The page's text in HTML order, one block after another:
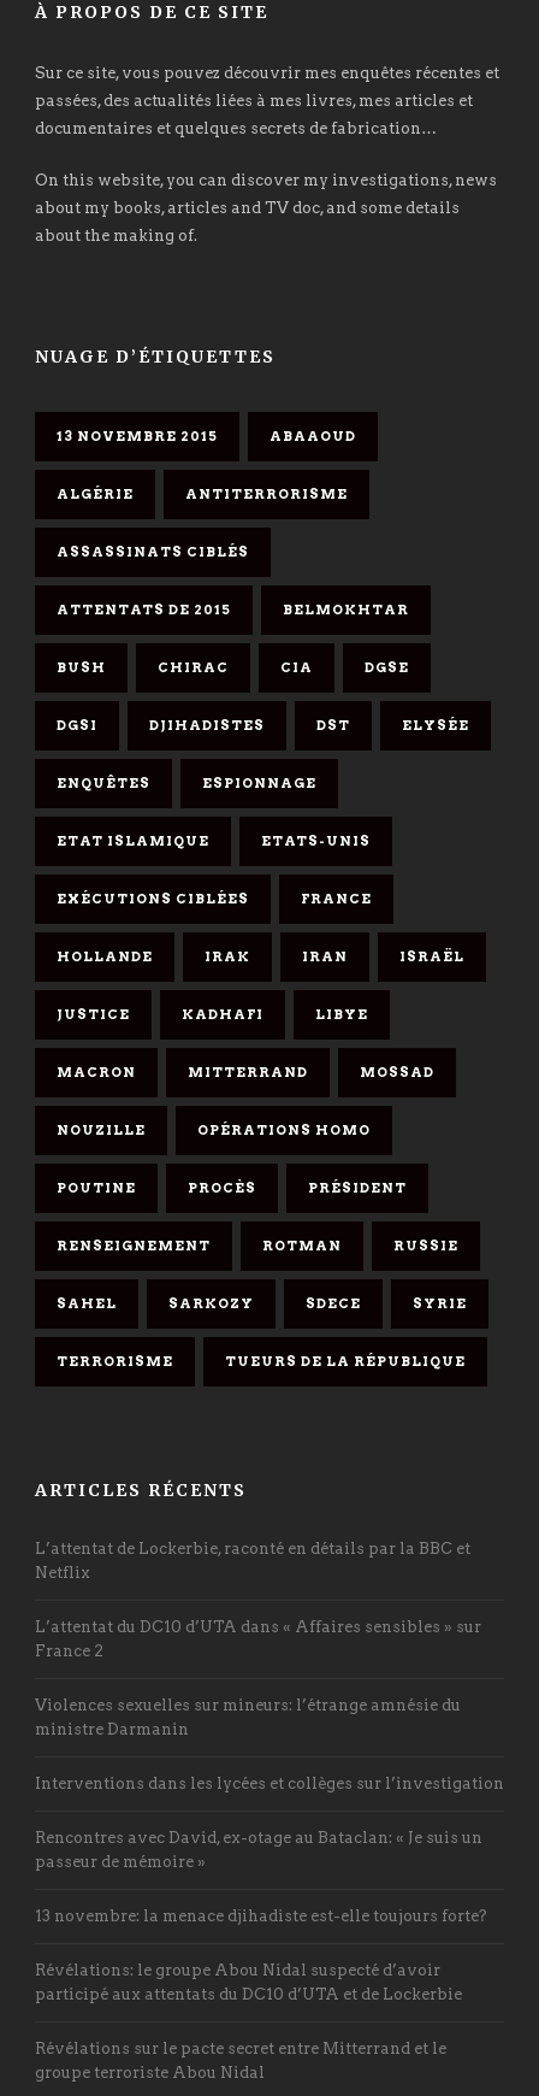
À PROPOS DE CE SITE
Sur ce site, vous pouvez découvrir mes enquêtes récentes et
passées, des actualités liées à mes livres, mes articles et
documentaires et quelques secrets de fabrication…
On this website, you can discover my investigations, news
about my books, articles and TV doc, and some details
about the making of.
NUAGE D’ÉTIQUETTES
13 NOVEMBRE 2015 ABAAOUD
ALGÉRIE ANTITERRORISME
ASSASSINATS CIBLÉS
ATTENTATS DE 2015 BELMOKHTAR
BUSH CHIRAC CIA DGSE
DGSI DJIHADISTES DST ELYSÉE
ENQUÊTES ESPIONNAGE
ETAT ISLAMIQUE ETATS-UNIS
EXÉCUTIONS CIBLÉES FRANCE
HOLLANDE IRAK IRAN ISRAËL
JUSTICE KADHAFI LIBYE
MACRON MITTERRAND MOSSAD
NOUZILLE OPÉRATIONS HOMO
POUTINE PROCÈS PRÉSIDENT
RENSEIGNEMENT ROTMAN RUSSIE
SAHEL SARKOZY SDECE SYRIE
TERRORISME TUEURS DE LA RÉPUBLIQUE
ARTICLES RÉCENTS
L’attentat de Lockerbie, raconté en détails par la BBC et
Netflix
L’attentat du DC10 d’UTA dans « Affaires sensibles » sur
France 2
Violences sexuelles sur mineurs: l’étrange amnésie du
ministre Darmanin
Interventions dans les lycées et collèges sur l’investigation
Rencontres avec David, ex-otage au Bataclan: « Je suis un
passeur de mémoire »
13 novembre: la menace djihadiste est-elle toujours forte?
Révélations: le groupe Abou Nidal suspecté d’avoir
participé aux attentats du DC10 d’UTA et de Lockerbie
Révélations sur le pacte secret entre Mitterrand et le
groupe terroriste Abou Nidal